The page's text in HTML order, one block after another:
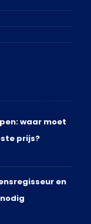
waar moet
prijs?
en